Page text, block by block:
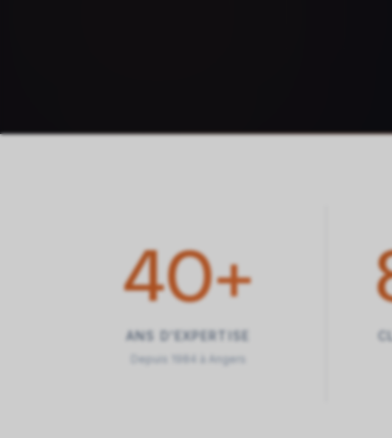
40+
ANS D'EXPERTISE
Depuis 1984 à Angers